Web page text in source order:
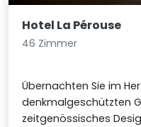
Hotel La Pérouse
46 Zimmer
Übernachten Sie im
denkmalgeschützten
zeitgenössisches